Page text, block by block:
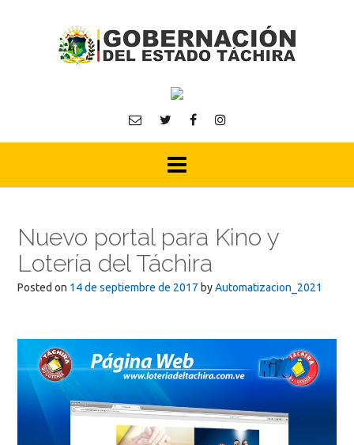
Nuevo portal para Kino y
Lotería del Táchira
Posted on 14 de septiembre de 2017 byAutomatizacion_2021